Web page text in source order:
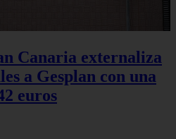
Canaria externaliza
a Gesplan con una
euros